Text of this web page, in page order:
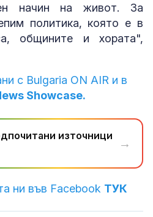
начин на живот. За
политика, която е в
общините и хората",
с Bulgaria ON AIR и в
Showcase.
източници
→
ни във Facebook ТУК